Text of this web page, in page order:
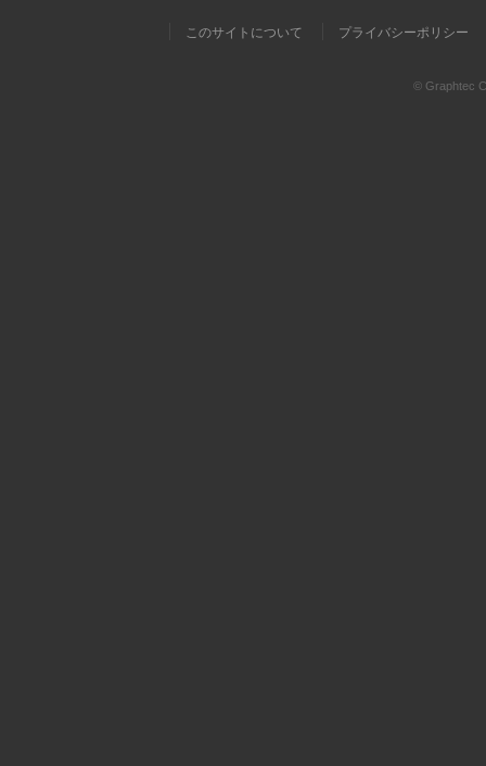
このサイトについて プライバシーポリシー
© Graphtec